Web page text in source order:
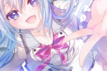
ゲーム
グッズ